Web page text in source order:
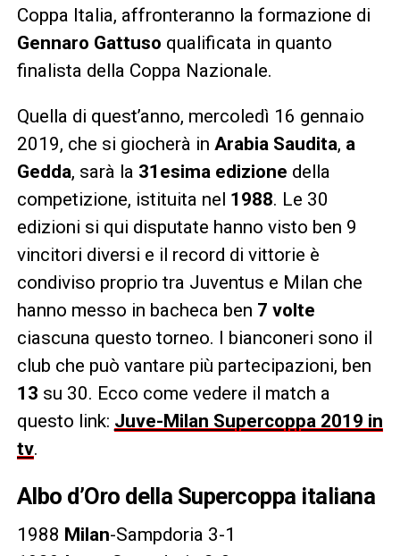
Coppa Italia, affronteranno la formazione di
Gennaro Gattuso qualificata in quanto
finalista della Coppa Nazionale.
Quella di quest’anno, mercoledì 16 gennaio
2019, che si giocherà in Arabia Saudita, a
Gedda, sarà la 31esima edizione della
competizione, istituita nel 1988. Le 30
edizioni si qui disputate hanno visto ben 9
vincitori diversi e il record di vittorie è
condiviso proprio tra Juventus e Milan che
hanno messo in bacheca ben 7 volte
ciascuna questo torneo. I bianconeri sono il
club che può vantare più partecipazioni, ben
13 su 30. Ecco come vedere il match a
questo link: Juve-Milan Supercoppa 2019 in
tv.
Albo d’Oro della Supercoppa italiana
1988 Milan-Sampdoria 3-1